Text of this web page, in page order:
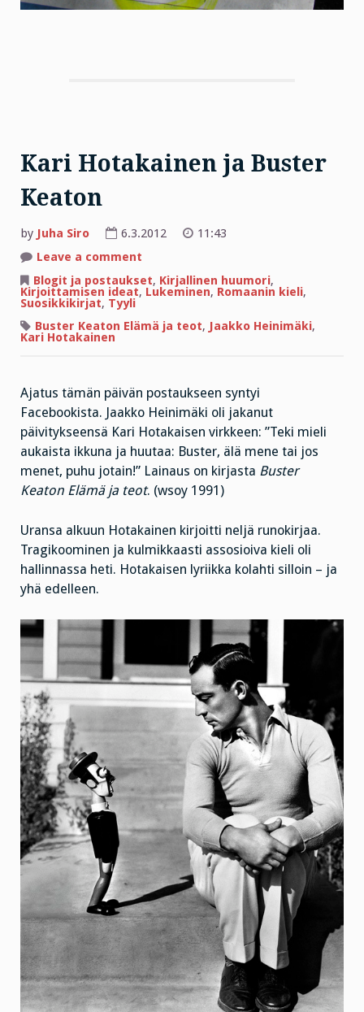
Kari Hotakainen ja Buster
Keaton
by Juha Siro 6.3.2012
11:43
Leave a comment
Hotakainen
ja
Blogit ja postaukset, Kirjallinen huumori,
Kirjoittamisen ideat, Lukeminen, Romaanin kieli,
Suosikkikirjat, Tyyli
Buster Keaton Elämä ja teot, Jaakko Heinimäki,
Kari Hotakainen
Ajatus tämän päivän postaukseen syntyi
Facebookista. Jaakko Heinimäki oli jakanut
päivitykseensä Kari Hotakaisen virkkeen: ”Teki mieli
aukaista ikkuna ja huutaa: Buster, älä mene tai jos
menet, puhu jotain!” Lainaus on kirjasta Buster
Keaton Elämä ja teot. (wsoy 1991)
Uransa alkuun Hotakainen kirjoitti neljä runokirjaa.
Tragikoominen ja kulmikkaasti assosioiva kieli oli
hallinnassa heti. Hotakaisen lyriikka kolahti silloin – ja
yhä edelleen.